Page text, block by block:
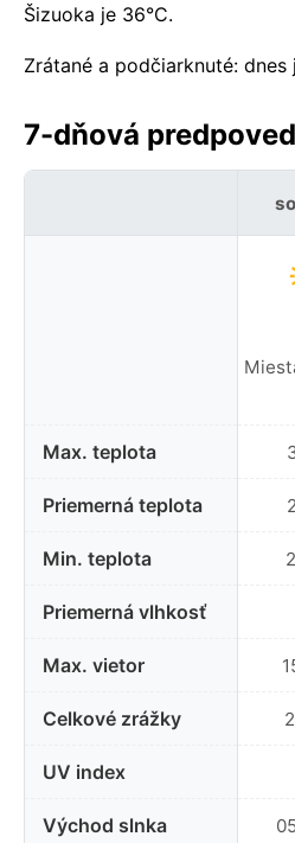
Šizuoka je 36°C.
Zrátané a podčiarknuté:
7-dňová
Max. teplota
Priemerná teplota
Min. teplota
Priemerná vlhkosť
Max. vietor
Celkové zrážky
UV index
Východ slnka